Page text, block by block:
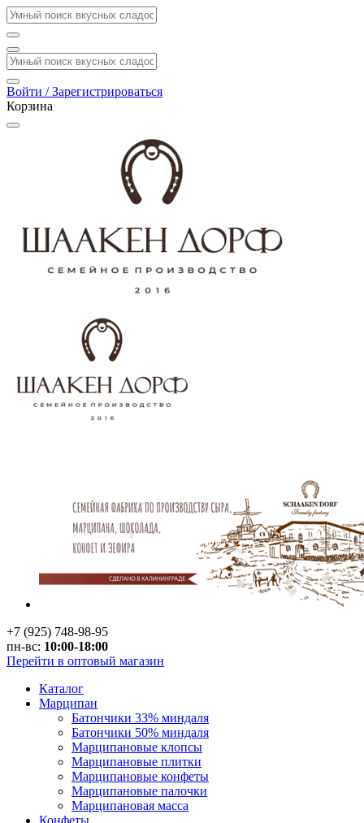
Войти / Зарегистрироваться
Корзина
+7 (925) 748-98-95
пн-вс: 10:00-18:00
Перейти в оптовый магазин
Каталог
Марципан
Батончики 33% миндаля
Батончики 50% миндаля
Марципановые клопсы
Марципановые плитки
Марципановые конфеты
Марципановые палочки
Марципановая масса
Конфеты